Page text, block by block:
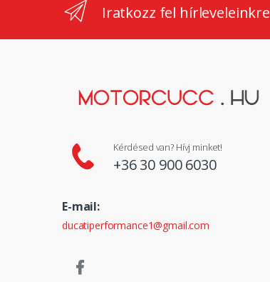
Iratkozz fel hírleveleinkre
Kérdésed van? Hívj minket!
+36 30 900 6030
E-mail:
ducatiperformance1@gmail.com